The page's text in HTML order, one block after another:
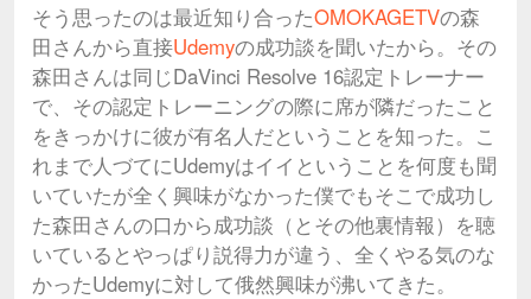
そう思ったのは最近知り合ったOMOKAGETVの森
田さんから直接Udemyの成功談を聞いたから。その
森田さんは同じDaVinci Resolve 16認定トレーナー
で、その認定トレーニングの際に席が隣だったこと
をきっかけに彼が有名人だということを知った。こ
れまで人づてにUdemyはイイということを何度も聞
いていたが全く興味がなかった僕でもそこで成功し
た森田さんの口から成功談（とその他裏情報）を聴
いているとやっぱり説得力が違う、全くやる気のな
かったUdemyに対して俄然興味が沸いてきた。